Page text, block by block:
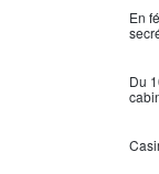
En
Du